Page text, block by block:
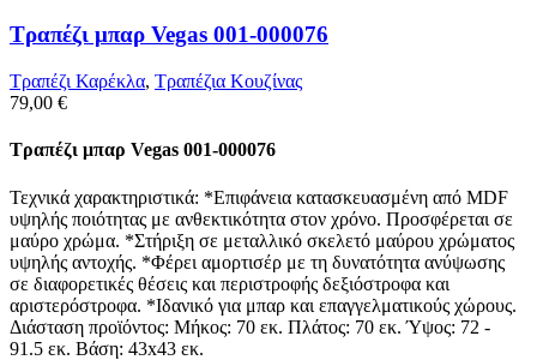
Τραπέζι μπαρ Vegas 001-000076
Τραπέζι Καρέκλα, Tραπέζια Κουζίνας
79,00 €
Τραπέζι μπαρ Vegas 001-000076
Τεχνικά χαρακτηριστικά: *Επιφάνεια κατασκευασμένη από MDF
υψηλής ποιότητας με ανθεκτικότητα στον χρόνο. Προσφέρεται σε
μαύρο χρώμα. *Στήριξη σε μεταλλικό σκελετό μαύρου χρώματος
υψηλής αντοχής. *Φέρει αμορτισέρ με τη δυνατότητα ανύψωσης
σε διαφορετικές θέσεις και περιστροφής δεξιόστροφα και
αριστερόστροφα. *Ιδανικό για μπαρ και επαγγελματικούς χώρους.
Διάσταση προϊόντος: Μήκος: 70 εκ. Πλάτος: 70 εκ. Ύψος: 72 -
91.5 εκ. Βάση: 43x43 εκ.